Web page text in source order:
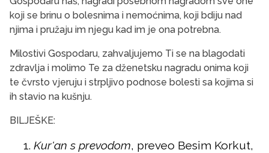
koji se brinu o bolesnima i nemoćnima, koji bdiju nad
njima i pružaju im njegu kad im je ona potrebna.
Milostivi Gospodaru, zahvaljujemo Ti se na blagodati
zdravlja i molimo Te za dženetsku nagradu onima koji
te čvrsto vjeruju i strpljivo podnose bolesti sa kojima si
ih stavio na kušnju.
BILJEŠKE:
Kur'an s prevodom, preveo Besim Korkut,